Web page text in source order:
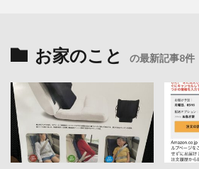
お家のこと の最新記事8件